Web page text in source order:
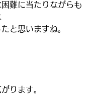
難に当たりながらも
と思いますね。
ります。